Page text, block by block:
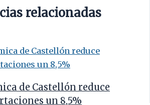
relacionadas
de Castellón reduce
un 8,5%